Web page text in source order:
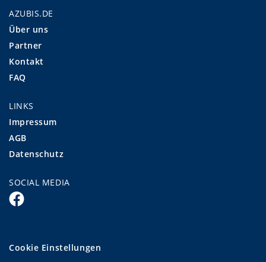
AZUBIS.DE
Über uns
Partner
Kontakt
FAQ
LINKS
Impressum
AGB
Datenschutz
SOCIAL MEDIA
Cookie Einstellungen